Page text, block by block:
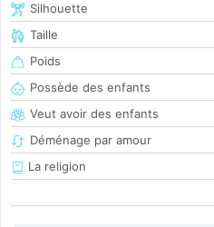
Silhouette
Taille
Poids
Possède des enfants
Veut avoir des enfants
Déménage par amour
La religion